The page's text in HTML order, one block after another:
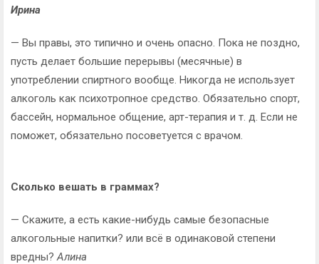
Ирина
— Вы правы, это типично и очень опасно. Пока не поздно,
пусть делает большие перерывы (месячные) в
употреблении спиртного вообще. Никогда не использует
алкоголь как психотропное средство. Обязательно спорт,
бассейн, нормальное общение, арт-терапия и т. д. Если не
поможет, обязательно посоветуется с врачом.
Сколько вешать в граммах?
— Скажите, а есть какие-нибудь самые безопасные
алкогольные напитки? или всё в одинаковой степени
вредны?Алина